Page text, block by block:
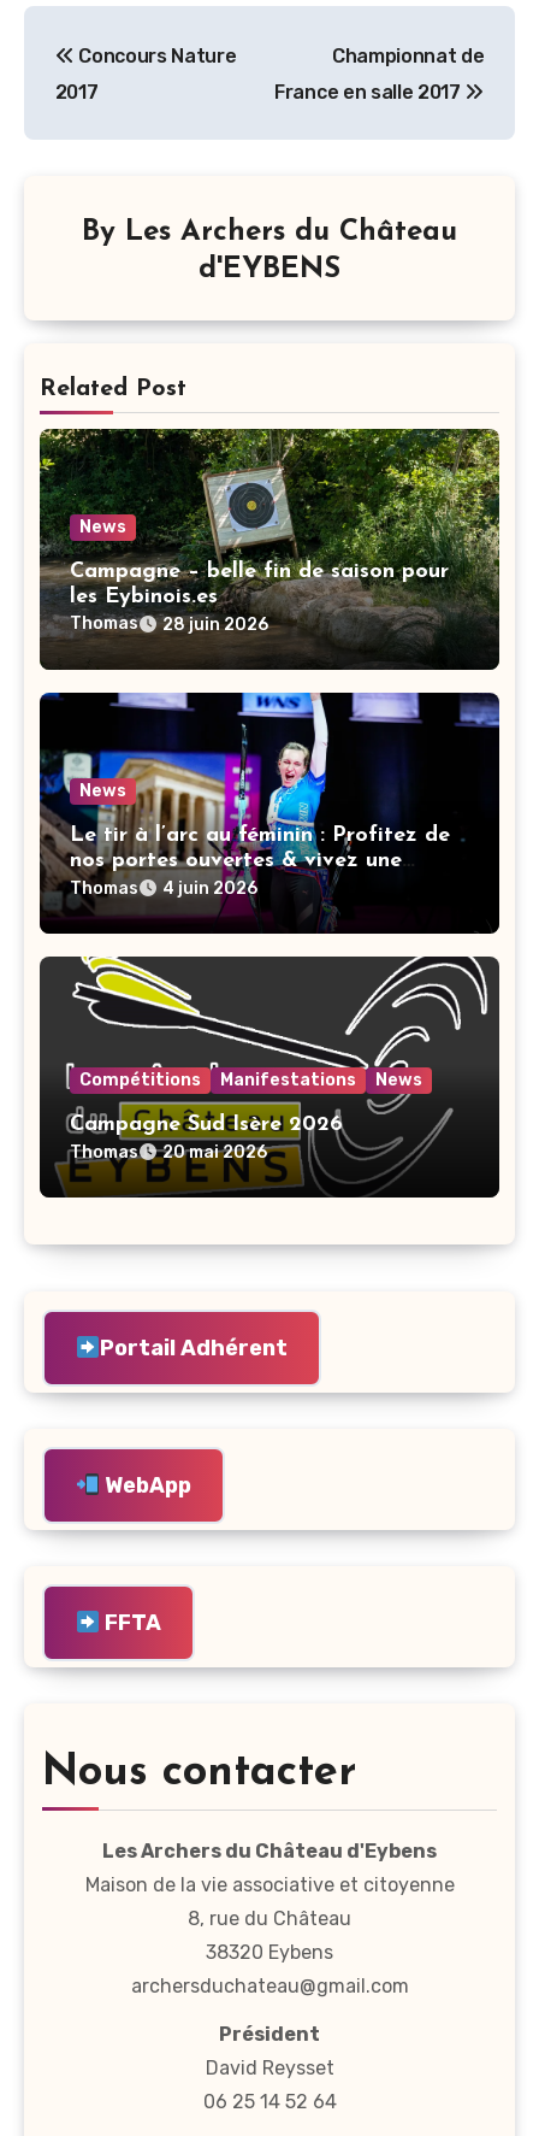
de
l’article
Concours Nature
2017
Championnat de
France en salle 2017
By Les Archers du Château
d'EYBENS
Related Post
News
Campagne – belle fin de saison pour
les Eybinois.es
Thomas 28 juin 2026
News
Le tir à l’arc au féminin : Profitez de
nos portes ouvertes & vivez une
nouvelle expérience !
Thomas 4 juin 2026
Compétitions Manifestations News
Campagne Sud Isère 2026
Thomas 20 mai 2026
Portail Adhérent
WebApp
FFTA
Nous contacter
Les Archers du Château d'Eybens
Maison de la vie associative et citoyenne
8, rue du Château
38320 Eybens
archersduchateau@gmail.com
Président
David Reysset
06 25 14 52 64